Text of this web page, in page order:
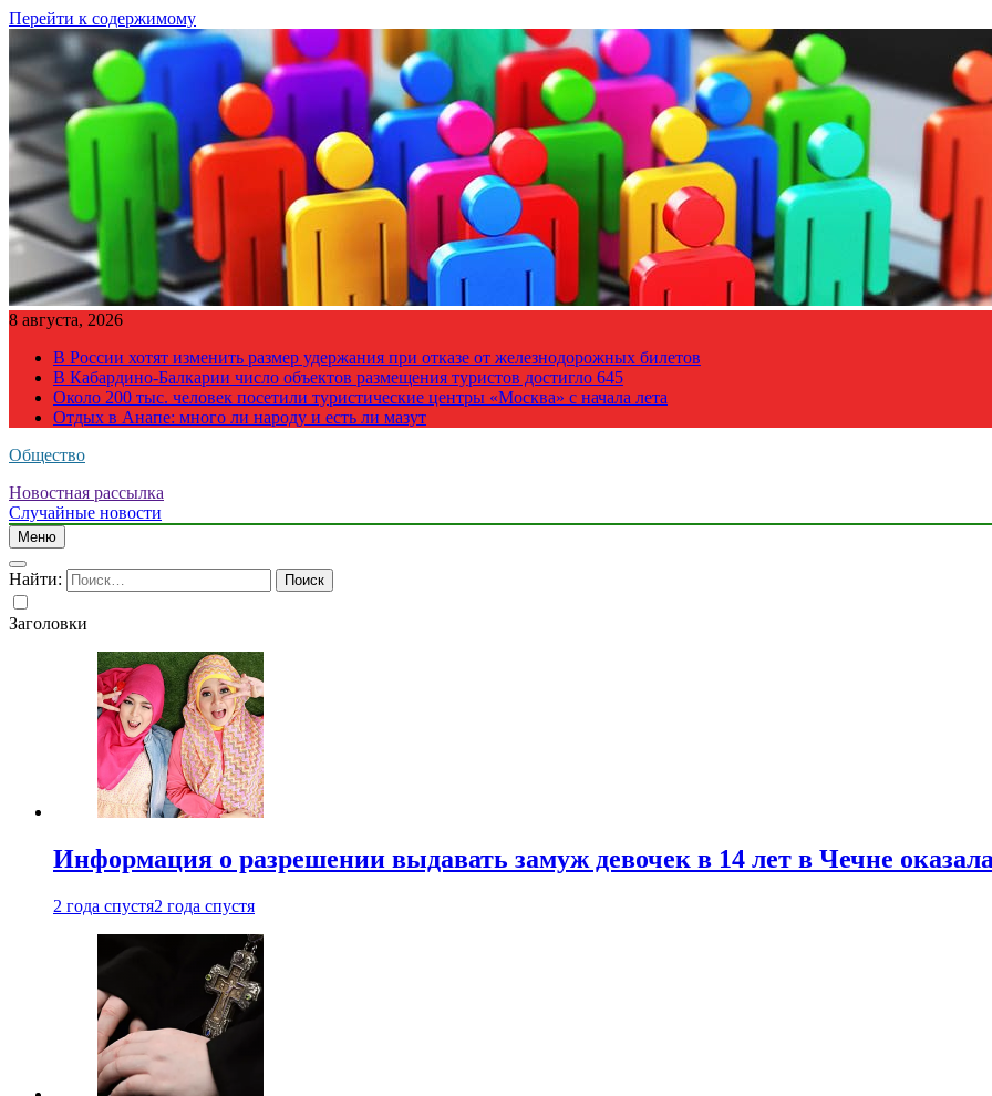
Перейти к содержимому
8 августа, 2026
В России хотят изменить размер удержания при отказе от железнодорожных билетов
В Кабардино-Балкарии число объектов размещения туристов достигло 645
Около 200 тыс. человек посетили туристические центры «Москва» с начала лета
Отдых в Анапе: много ли народу и есть ли мазут
Общество
Новостная рассылка
Случайные новости
Меню
Найти:
Заголовки
Информация о разрешении выдавать замуж девочек в 14 лет в Чечне
2 года спустя2 года спустя